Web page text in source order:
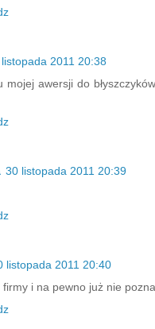
2011 20:38
mojej awersji do
30 listopada 2011 20:39
listopada 2011 20:40
firmy i na pewno już nie